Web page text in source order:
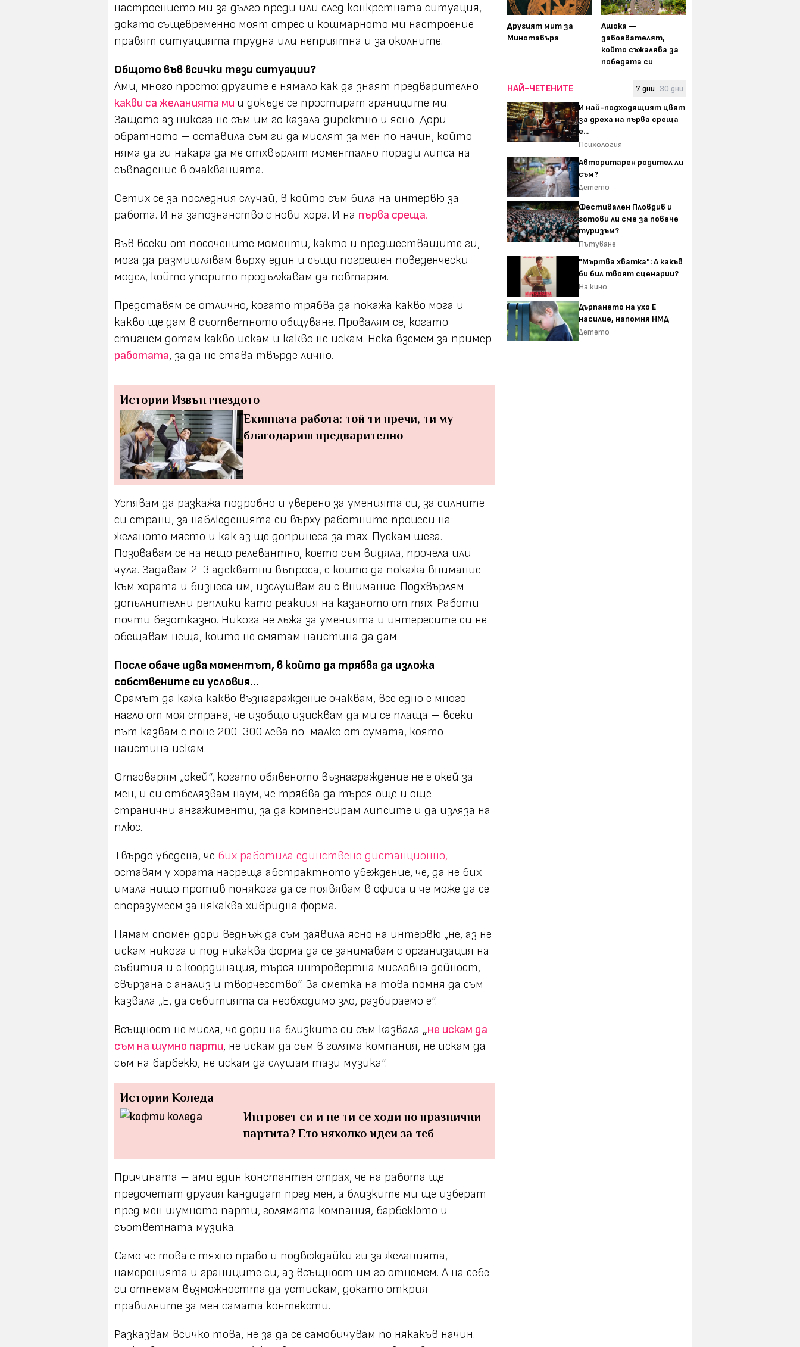
настроението ми за дълго преди или след конкретната ситуация,
докато същевременно моят стрес и кошмарното ми настроение
правят ситуацията трудна или неприятна и за околните.
Общото във всички тези ситуации?
Ами, много просто: другите е нямало как да знаят предварително
какви са желанията ми и докъде се простират границите ми.
Защото аз никога не съм им го казала директно и ясно. Дори
обратното – оставила съм ги да мислят за мен по начин, който
няма да ги накара да ме отхвърлят моментално поради липса на
съвпадение в очакванията.
Сетих се за последния случай, в който съм била на интервю за
работа. И на запознанство с нови хора. И на първа среща.
Във всеки от посочените моменти, както и предшестващите ги,
мога да размишлявам върху един и същи погрешен поведенчески
модел, който упорито продължавам да повтарям.
Представям се отлично, когато трябва да покажа какво мога и
какво ще дам в съответното общуване. Провалям се, когато
стигнем дотам какво искам и какво не искам. Нека вземем за пример
работата, за да не става твърде лично.
Истории Извън гнездото
Екипната работа: той ти пречи, ти му
благодариш предварително
Успявам да разкажа подробно и уверено за уменията си, за силните
си страни, за наблюденията си върху работните процеси на
желаното място и как аз ще допринеса за тях. Пускам шега.
Позовавам се на нещо релевантно, което съм видяла, прочела или
чула. Задавам 2-3 адекватни въпроса, с които да покажа внимание
към хората и бизнеса им, изслушвам ги с внимание. Подхвърлям
допълнителни реплики като реакция на казаното от тях. Работи
почти безотказно. Никога не лъжа за уменията и интересите си не
обещавам неща, които не смятам наистина да дам.
После обаче идва моментът, в който да трябва да изложа
собствените си условия…
Срамът да кажа какво възнаграждение очаквам, все едно е много
нагло от моя страна, че изобщо изисквам да ми се плаща – всеки
път казвам с поне 200-300 лева по-малко от сумата, която
наистина искам.
Отговарям „окей“, когато обявеното възнаграждение не е окей за
мен, и си отбелязвам наум, че трябва да търся още и още
странични ангажименти, за да компенсирам липсите и да изляза на
плюс.
Твърдо убедена, че бих работила единствено дистанционно,
оставям у хората насреща абстрактното убеждение, че, да не бих
имала нищо против понякога да се появявам в офиса и че може да се
споразумеем за някаква хибридна форма.
Нямам спомен дори веднъж да съм заявила ясно на интервю „не, аз не
искам никога и под никаква форма да се занимавам с организация на
събития и с координация, търся интровертна мисловна дейност,
свързана с анализ и творчесство“. За сметка на това помня да съм
казвала „Е, да събитията са необходимо зло, разбираемо е“.
Всъщност не мисля, че дори на близките си съм казвала „не искам да
съм на шумно парти, не искам да съм в голяма компания, не искам да
съм на барбекю, не искам да слушам тази музика“.
Истории Коледа
Интровет си и не ти се ходи по празнични
партита? Ето няколко идеи за теб
Причината – ами един константен страх, че на работа ще
предочетат другия кандидат пред мен, а близките ми ще изберат
пред мен шумното парти, голямата компания, барбекюто и
съответната музика.
Само че това е тяхно право и подвеждайки ги за желанията,
намеренията и границите си, аз всъщност им го отнемем. А на себе
си отнемам възможността да устискам, докато открия
правилните за мен самата контексти.
Разказвам всичко това, не за да се самобичувам по някакъв начин.
Другият мит за
Минотавъра
Ашока —
завоевателят,
който съжалява за
победата си
НАЙ-ЧЕТЕНИТЕ 7 дни 30 дни
И най-подходящият цвят
за дреха на първа среща
е...
Психология
Авторитарен родител ли
съм?
Детето
Фестивален Пловдив и
готови ли сме за повече
туризъм?
Пътуване
"Мъртва хватка": А какъв
би бил твоят сценарии?
На кино
Дърпането на ухо Е
насилие, напомня НМД
Детето